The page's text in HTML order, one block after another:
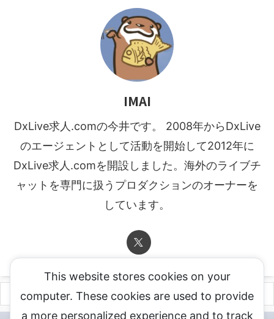
IMAI
DxLive求人.comの今井です。 2008年からDxLive
のエージェントとして活動を開始して2012年に
DxLive求人.comを開設しました。海外のライブチ
ャットを専門に扱うプロダクションのオーナーを
しています。
This website stores cookies on your
computer. These cookies are used to provide
a more personalized experience and to track